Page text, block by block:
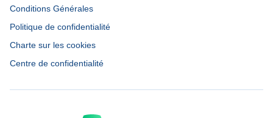
Conditions Générales
Politique de confidentialité
Charte sur les cookies
Centre de confidentialité